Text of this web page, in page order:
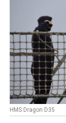
HMS Dragon D35